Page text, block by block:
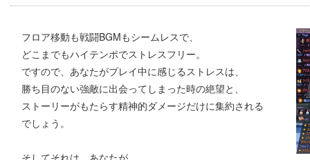
フロア移動も戦闘BGMもシームレスで、
どこまでもハイテンポでストレスフリー。
ですので、あなたがプレイ中に感じるストレスは、
勝ち目のない強敵に出会ってしまった時の絶望と、
ストーリーがもたらす精神的ダメージだけに集約される
でしょう。
そしてそれは、あなたが